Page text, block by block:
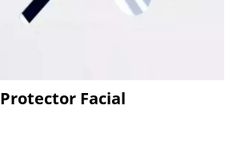
Protector Facial